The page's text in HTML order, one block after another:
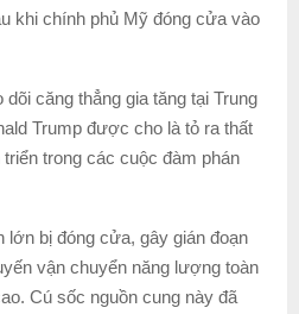
khi chính phủ Mỹ đóng cửa vào
căng thẳng gia tăng tại Trung
Trump được cho là tỏ ra thất
trong các cuộc đàm phán
lớn bị đóng cửa, gây gián đoạn
vận chuyển năng lượng toàn
Cú sốc nguồn cung này đã